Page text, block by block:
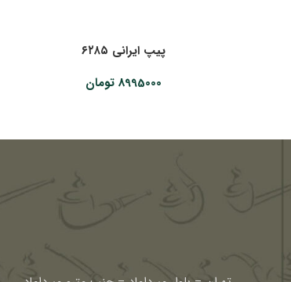
پیپ ایرانی ۶۲۸۵
8995000 تومان